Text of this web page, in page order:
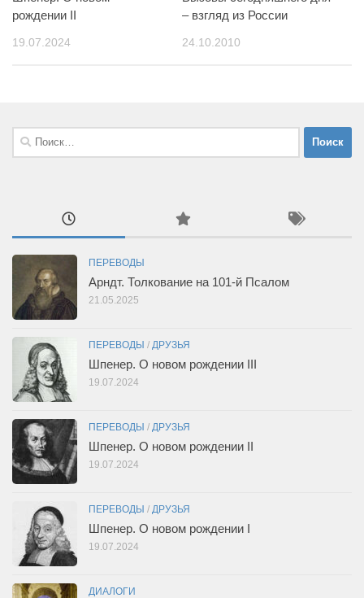
рождении II
19.07.2024
– взгляд из России
24.10.2010
Найти:
ПЕРЕВОДЫ
Арндт. Толкование на 101-й Псалом
21.05.2025
ПЕРЕВОДЫ / ДРУЗЬЯ
Шпенер. О новом рождении III
19.07.2024
ПЕРЕВОДЫ / ДРУЗЬЯ
Шпенер. О новом рождении II
19.07.2024
ПЕРЕВОДЫ / ДРУЗЬЯ
Шпенер. О новом рождении I
19.07.2024
ДИАЛОГИ